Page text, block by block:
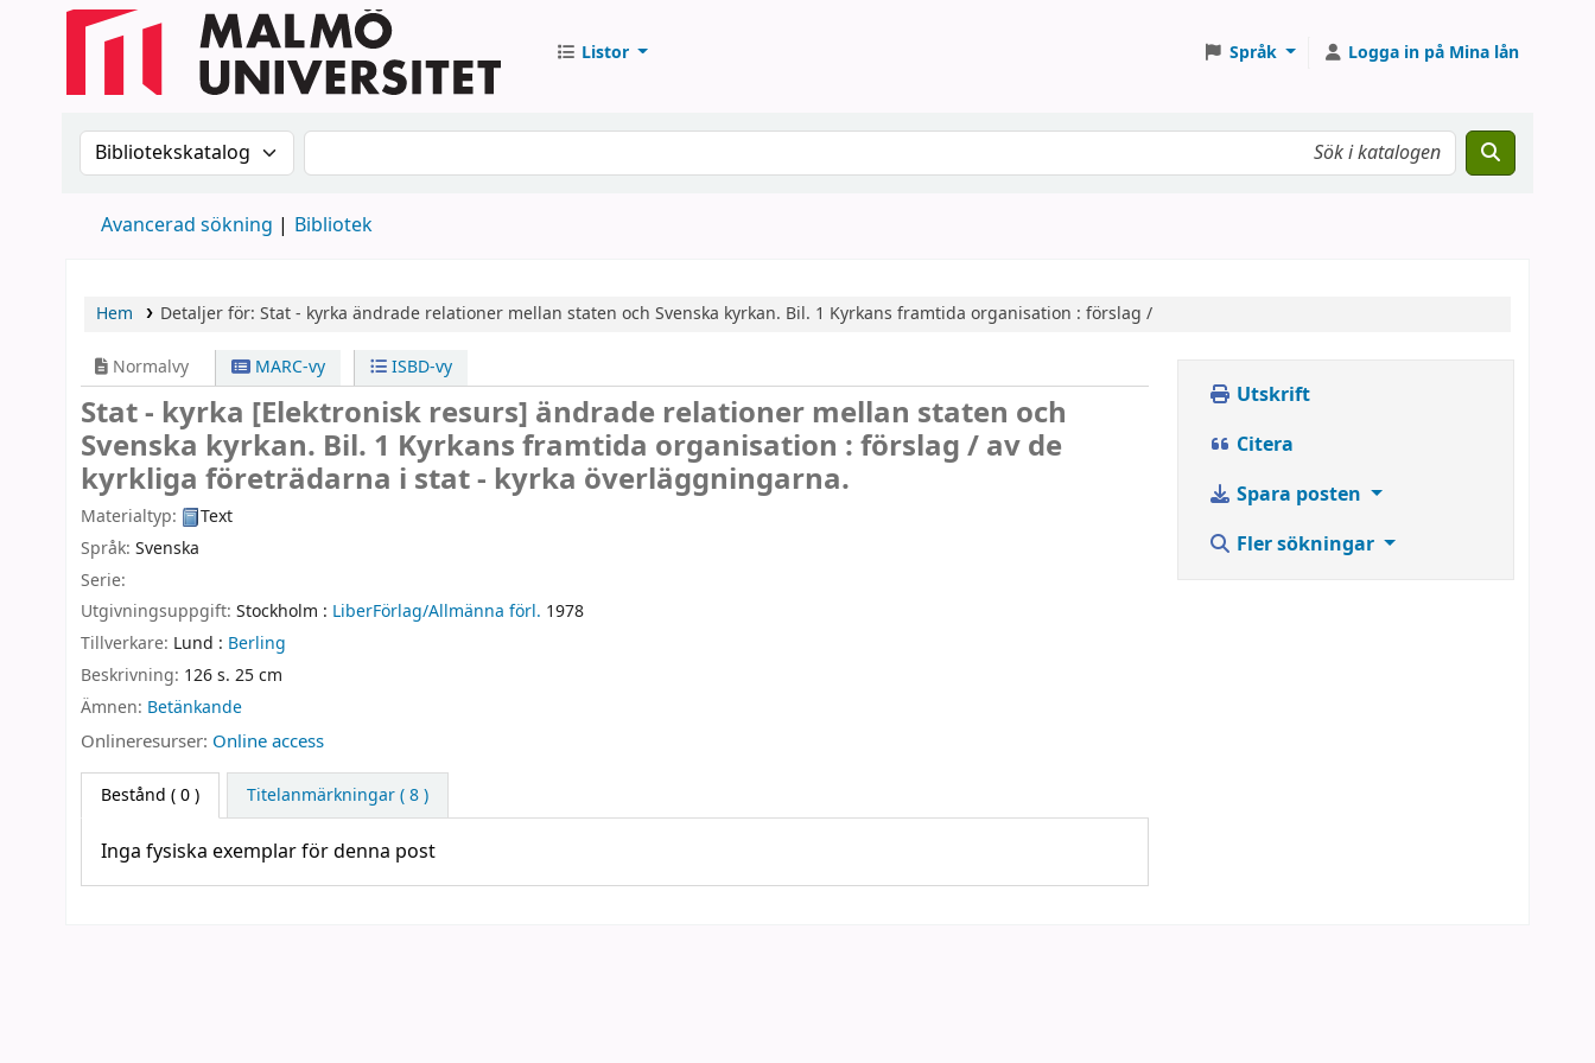
Listor Språk Logga in på Mina lån
Sök i katalogen efter:Sök i katalogen
Avancerad sökning Bibliotek
Hem Detaljer för: Stat - kyrka ändrade relationer mellan staten och Svenska kyrkan. Bil. 1 Kyrkans framtida organisation : förslag /
Normalvy MARC-vy ISBD-vy
Stat - kyrka [Elektronisk resurs] ändrade relationer mellan staten och
Svenska kyrkan. Bil. 1 Kyrkans framtida organisation : förslag /av de
kyrkliga företrädarna i stat - kyrka överläggningarna.
Materialtyp:
Text
Språk: Svenska
Serie:
Utgivningsuppgift: Stockholm : LiberFörlag/Allmänna förl. 1978
Tillverkare: Lund : Berling
Beskrivning: 126 s. 25 cm
Ämnen: Betänkande
Onlineresurser: Online access
Bestånd ( 0 ) Titelanmärkningar ( 8 )
Inga fysiska exemplar för denna post
Utskrift
Citera
Spara posten
Fler sökningar